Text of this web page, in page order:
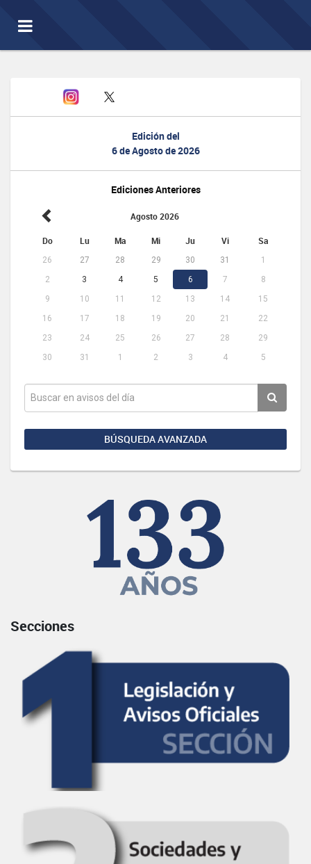
Toggle
navigation
Edición del
6 de Agosto de 2026
Ediciones Anteriores
Agosto 2026
Do Lu Ma Mi Ju Vi Sa
26 27 28 29 30 31
1
2
3 4 5 6 7
8
9
10 11 12 13 14
15
16
17 18 19 20 21
22
23
24 25 26 27 28
29
30
31 1 2 3 4 5
BÚSQUEDA AVANZADA
Secciones